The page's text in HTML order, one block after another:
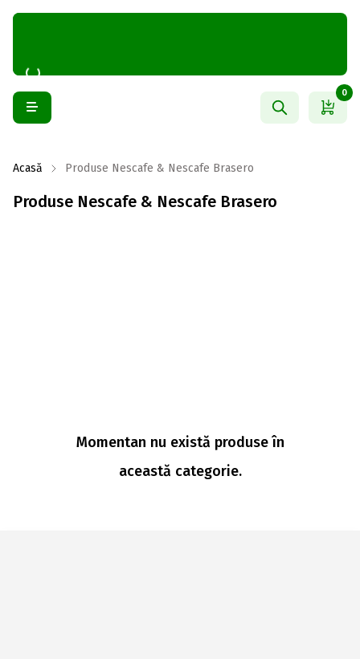
0
Acasă Produse Nescafe & Nescafe Brasero
Produse Nescafe & Nescafe Brasero
Momentan nu există produse în
această categorie.